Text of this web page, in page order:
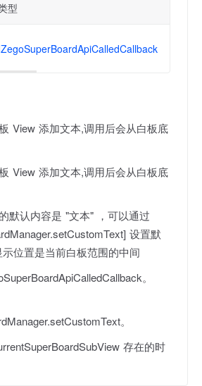
型
View 添加文本,调用后会从白板底
View 添加文本,调用后会从白板底
默认内容是 "文本" ，可以通过
设置默
位置是当前白板范围的中间
。
。
存在的时